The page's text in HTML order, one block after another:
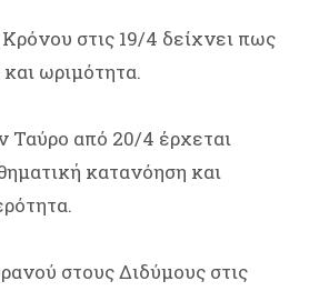
στις 19/4 δείχνει πως
και ωριμότητα.
Ταύρο από 20/4 έρχεται
κατανόηση και
στους Διδύμους στις